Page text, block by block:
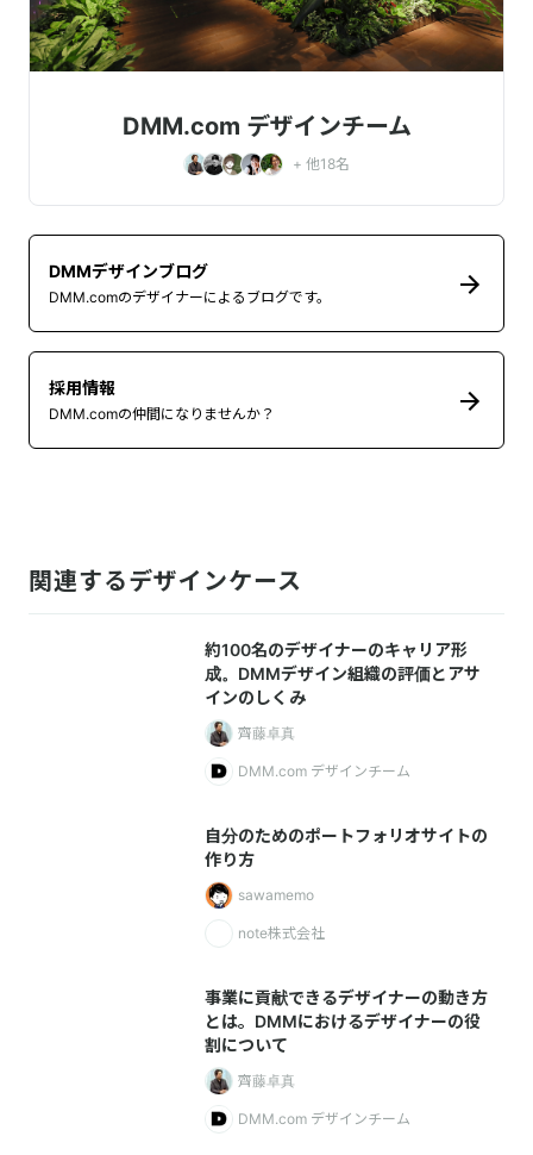
DMM.com デザインチーム
+ 他18名
DMMデザインブログ
DMM.comのデザイナーによるブログです。
採用情報
DMM.comの仲間になりませんか？
関連するデザインケース
約100名のデザイナーのキャリア形
成。DMMデザイン組織の評価とアサ
インのしくみ
齊藤卓真
DMM.com デザインチーム
自分のためのポートフォリオサイトの
作り方
sawamemo
note株式会社
事業に貢献できるデザイナーの動き方
とは。DMMにおけるデザイナーの役
割について
齊藤卓真
DMM.com デザインチーム